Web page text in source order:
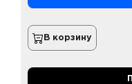
В корзину